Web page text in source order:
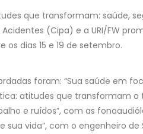
que transformam: saúde,
(Cipa) e a URI/FW
os dias 15 e 19 de setembro.
foram: “Sua saúde em
atitudes que transformam o
e ruídos”, com as
sua vida”, com o engenheiro